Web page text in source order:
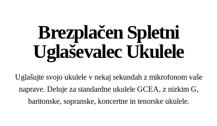
Brezplačen Spletni
Uglaševalec Ukulele
Uglašujte svojo ukulele v nekaj sekundah z mikrofonom vaše
naprave. Deluje za standardne ukulele GCEA, z nizkim G,
baritonske, sopranske, koncertne in tenorske ukulele.